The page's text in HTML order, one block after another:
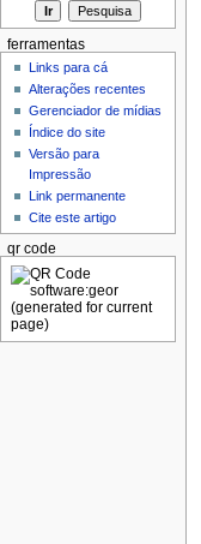
ferramentas
Links para cá
Alterações recentes
Gerenciador de mídias
Índice do site
Versão para
Impressão
Link permanente
Cite este artigo
qr code